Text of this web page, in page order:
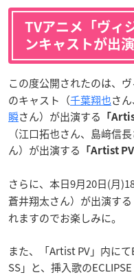
TVアニメ「ヴィ
ンキャストが出
この度公開されたのは、
のキャスト（千葉翔也さん
瞬さん）が出演する 「
（江口拓也さん、島﨑信
ん）が出演する
「Artist
さらに、本日9月20日(月
蒼井翔太さん）が出演する
れますのでお楽しみに。
また、「Artist PV」内にて
SS」と、挿入歌の